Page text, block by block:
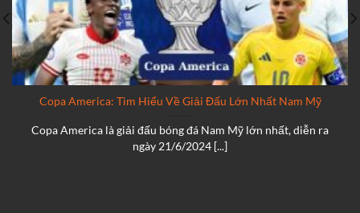
Copa America: Tìm Hiểu Về Giải Đấu Lớn Nhất Nam Mỹ
Copa America là giải đấu bóng đá Nam Mỹ lớn nhất, diễn ra
ngày 21/6/2024 [...]